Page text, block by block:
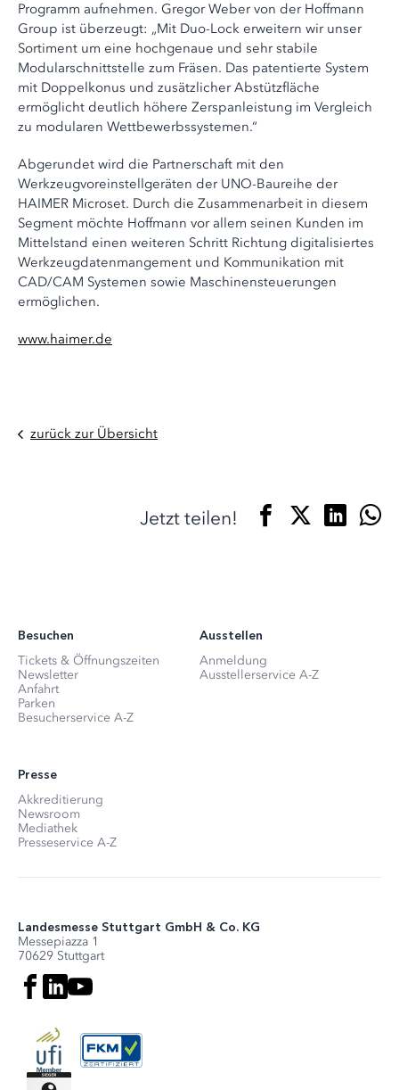
Programm aufnehmen. Gregor Weber von der Hoffmann
Group ist überzeugt: „Mit Duo-Lock erweitern wir unser
Sortiment um eine hochgenaue und sehr stabile
Modularschnittstelle zum Fräsen. Das patentierte System
mit Doppelkonus und zusätzlicher Abstützfläche
ermöglicht deutlich höhere Zerspanleistung im Vergleich
zu modularen Wettbewerbssystemen.“
Abgerundet wird die Partnerschaft mit den
Werkzeugvoreinstellgeräten der UNO-Baureihe der
HAIMER Microset. Durch die Zusammenarbeit in diesem
Segment möchte Hoffmann vor allem seinen Kunden im
Mittelstand einen weiteren Schritt Richtung digitalisiertes
Werkzeugdatenmangement und Kommunikation mit
CAD/CAM Systemen sowie Maschinensteuerungen
ermöglichen.
www.haimer.de
zurück zur Übersicht
Jetzt teilen!
Besuchen
Tickets & Öffnungszeiten
Newsletter
Anfahrt
Parken
Besucherservice A-Z
Ausstellen
Anmeldung
Ausstellerservice A-Z
Presse
Akkreditierung
Newsroom
Mediathek
Presseservice A-Z
Landesmesse Stuttgart GmbH & Co. KG
Messepiazza 1
70629 Stuttgart